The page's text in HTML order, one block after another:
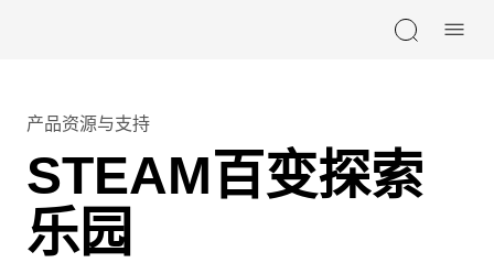
产品资源与支持
STEAM百变探索
乐园